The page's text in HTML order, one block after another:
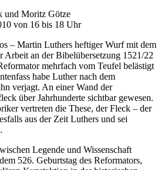
und Moritz Götze
von 16 bis 18 Uhr
– Martin Luthers heftiger Wurf mit dem
Arbeit an der Bibelübersetzung 1521/22
mehrfach vom Teufel belästigt
habe Luther nach dem
verjagt. An einer Wand der
über Jahrhunderte sichtbar gewesen.
vertreten die These, der Fleck – der
aus der Zeit Luthers und sei
Legende und Wissenschaft
526. Geburtstag des Reformators,